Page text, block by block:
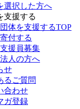
選択した方へ
支援する
団体を支援するTOP
寄付する
支援員募集
法人の方へ
せ
るご質問
合わせ
ガ登録